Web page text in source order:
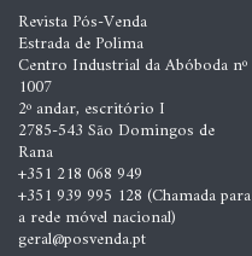
Revista Pós-Venda
Estrada de Polima
Centro Industrial da Abóboda nº
1007
2º andar, escritório I
2785-543 São Domingos de
Rana
+351 218 068 949
+351 939 995 128 (Chamada para
a rede móvel nacional)
geral@posvenda.pt